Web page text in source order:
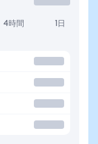
4時間 1日